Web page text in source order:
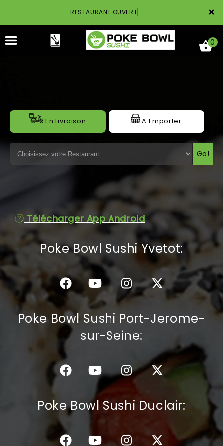
×
RESTAURANT OUVERT
ACCUEIL
LA CARTE
MENTIONS LÉGALES
C.G.V
0
En Livraison A Emporter
Go!
Télécharger App Android
Poke Bowl Sushi Yvetot:
Poke Bowl Sushi Port-Jerome-
sur-Seine:
Poke Bowl Sushi Duclair: